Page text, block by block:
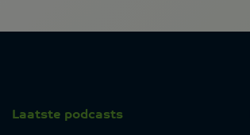
Laatste podcasts